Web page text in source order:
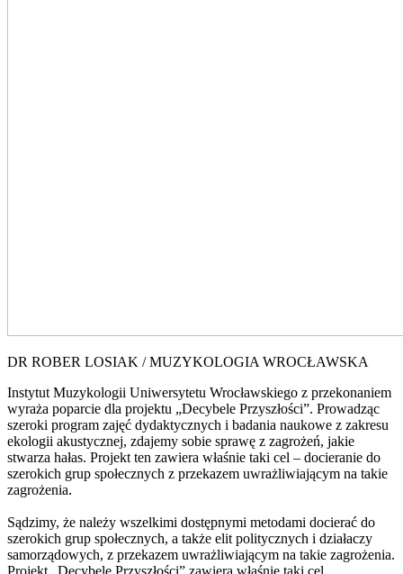
DR ROBER LOSIAK / MUZYKOLOGIA WROCŁAWSKA
Instytut Muzykologii Uniwersytetu Wrocławskiego z przekonaniem
wyraża poparcie dla projektu „Decybele Przyszłości”. Prowadząc
szeroki program zajęć dydaktycznych i badania naukowe z zakresu
ekologii akustycznej, zdajemy sobie sprawę z zagrożeń, jakie
stwarza hałas. Projekt ten zawiera właśnie taki cel – docieranie do
szerokich grup społecznych z przekazem uwrażliwiającym na takie
zagrożenia.
Sądzimy, że należy wszelkimi dostępnymi metodami docierać do
szerokich grup społecznych, a także elit politycznych i działaczy
samorządowych, z przekazem uwrażliwiającym na takie zagrożenia.